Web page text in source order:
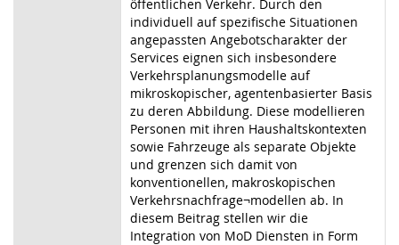
öffentlichen Verkehr. Durch den
individuell auf spezifische Situationen
angepassten Angebotscharakter der
Services eignen sich insbesondere
Verkehrsplanungsmodelle auf
mikroskopischer, agentenbasierter Basis
zu deren Abbildung. Diese modellieren
Personen mit ihren Haushaltskontexten
sowie Fahrzeuge als separate Objekte
und grenzen sich damit von
konventionellen, makroskopischen
Verkehrsnachfrage¬modellen ab. In
diesem Beitrag stellen wir die
Integration von MoD Diensten in Form